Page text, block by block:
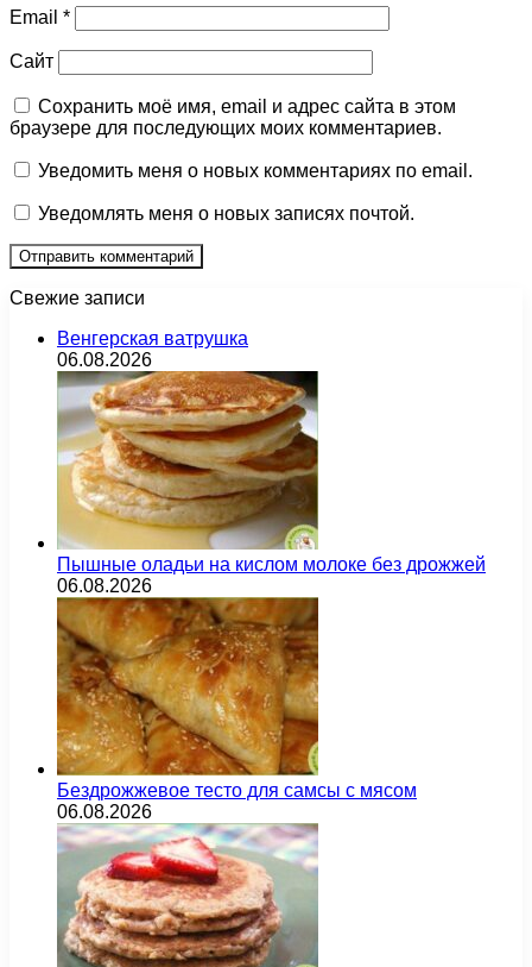
Email *
Сайт
Сохранить моё имя, email и адрес сайта в этом
браузере для последующих моих комментариев.
Уведомить меня о новых комментариях по email.
Уведомлять меня о новых записях почтой.
Свежие записи
Венгерская ватрушка
06.08.2026
Пышные оладьи на кислом молоке без дрожжей
06.08.2026
Бездрожжевое тесто для самсы с мясом
06.08.2026